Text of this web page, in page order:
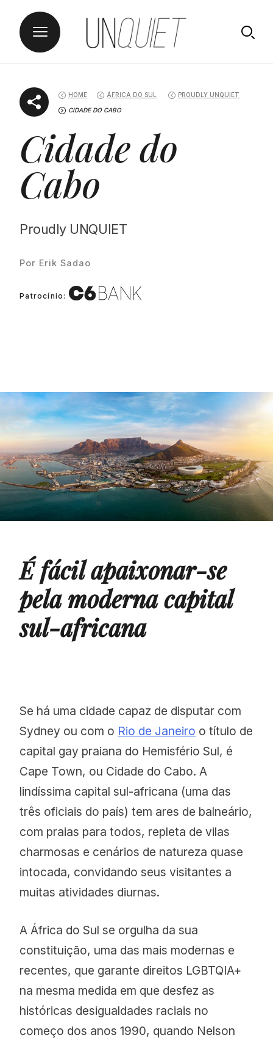
content
HOME ÁFRICA DO SUL PROUDLY UNQUIET
CIDADE DO CABO
Cidade do
Cabo
Proudly UNQUIET
Por Erik Sadao
Patrocínio:
É fácil apaixonar-se
pela moderna capital
sul-africana
Se há uma cidade capaz de disputar com
Sydney ou com o Rio de Janeiro o título de
capital gay praiana do Hemisfério Sul, é
Cape Town, ou Cidade do Cabo. A
lindíssima capital sul-africana (uma das
três oficiais do país) tem ares de balneário,
com praias para todos, repleta de vilas
charmosas e cenários de natureza quase
intocada, convidando seus visitantes a
muitas atividades diurnas.
A África do Sul se orgulha da sua
constituição, uma das mais modernas e
recentes, que garante direitos LGBTQIA+
na mesma medida em que desfez as
históricas desigualdades raciais no
começo dos anos 1990, quando Nelson